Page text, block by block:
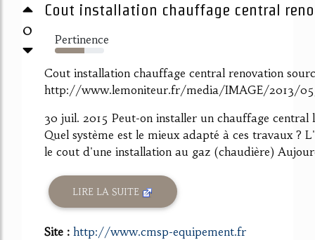
0
Cout installation chauffage central
Pertinence
60%
Cout installation chauffage central renovation
http://www.lemoniteur.fr/media/IMAGE/2013/
30 juil. 2015 Peut-on installer un chauffage central
Quel système est le mieux adapté à ces travaux ?
le cout d'une installation au gaz (chaudière)
LIRE LA SUITE
Site : http://www.cmsp-equipement.fr